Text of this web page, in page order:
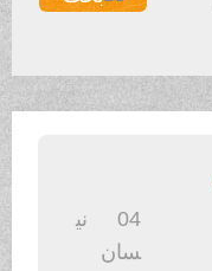
04
سان